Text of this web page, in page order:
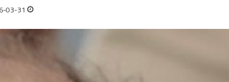
03-31